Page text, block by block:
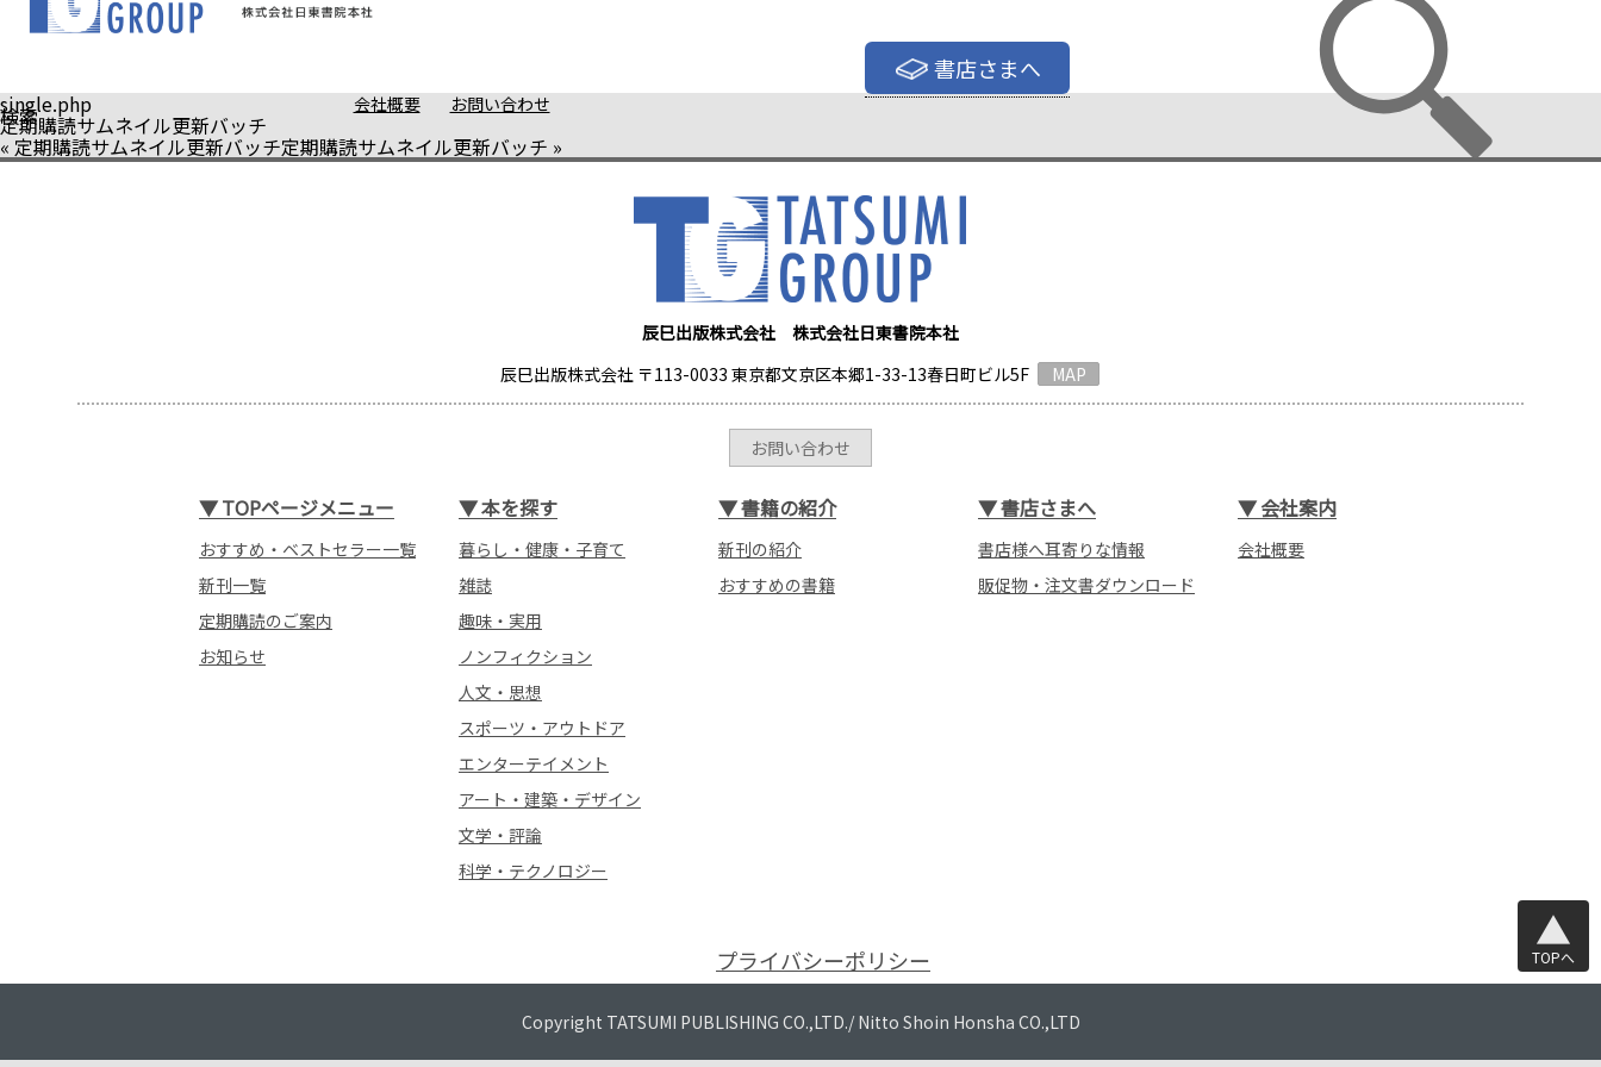
書店さまへ
会社概要 お問い合わせ
検索
single.php
定期購読サムネイル更新バッチ
« 定期購読サムネイル更新バッチ定期購読サムネイル更新バッチ »
辰巳出版株式会社 株式会社日東書院本社
辰巳出版株式会社 〒113-0033 東京都文京区本郷1-33-13春日町ビル5F
MAP
お問い合わせ
▼TOPページメニュー
おすすめ・ベストセラー一覧
新刊一覧
定期購読のご案内
お知らせ
▼本を探す
暮らし・健康・子育て
雑誌
趣味・実用
ノンフィクション
人文・思想
スポーツ・アウトドア
エンターテイメント
アート・建築・デザイン
文学・評論
科学・テクノロジー
▼書籍の紹介
新刊の紹介
おすすめの書籍
▼書店さまへ
書店様へ耳寄りな情報
販促物・注文書ダウンロード
▼会社案内
会社概要
プライバシーポリシー TOPへ
Copyright TATSUMI PUBLISHING CO.,LTD./ Nitto Shoin Honsha CO.,LTD